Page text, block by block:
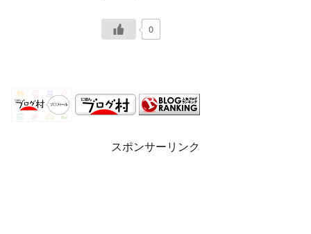
0
スポンサーリンク